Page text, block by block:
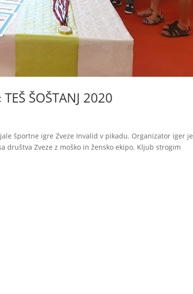
ŠOŠTANJ 2020
športne igre Zveze Invalid v pikadu. Organizator iger je
društva Zveze z moško in žensko ekipo. Kljub strogim